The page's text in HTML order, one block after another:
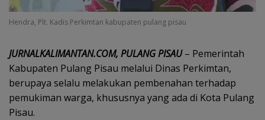
Hendra, Plt. Kadis Perkimtan kabupaten pulang pisau
JURNALKALIMANTAN.COM, PULANGPISAU– Pemerintah
Kabupaten Pulang Pisau melalui Dinas Perkimtan,
berupaya selalu melakukan pembenahan terhadap
pemukiman warga, khususnya yang ada di Kota Pulang
Pisau.